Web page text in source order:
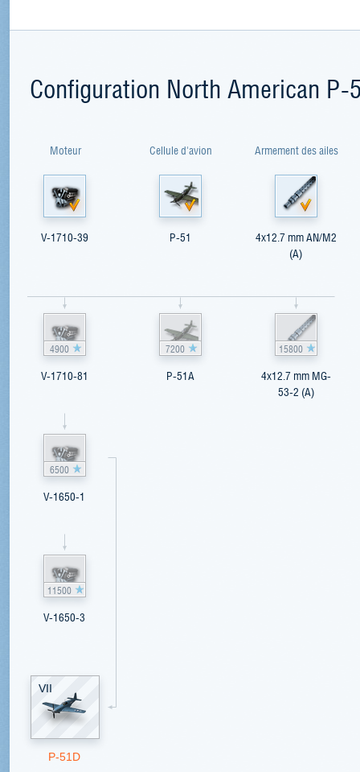
Configuration North American P-
Moteur
V-1710-39
4900
V-1710-81
6500
V-1650-1
11500
V-1650-3
VII
P-51D
Cellule d'avion
P-51
7200
P-51A
Armement des ailes
4x12.7 mm AN/M2
(A)
15800
4x12.7 mm MG-
53-2 (A)